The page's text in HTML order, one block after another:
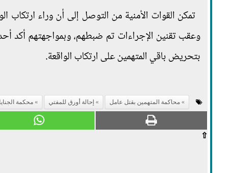
وعقب تقنين الإجراءات تم ضبطهم، وبمواجهتهم أكد
بتحريض باقي المتهمين على ارتكاب الواقعة.
محاكمة المتهمين بقتل عامل إحالة أورق للمفتي محكمة
⇧